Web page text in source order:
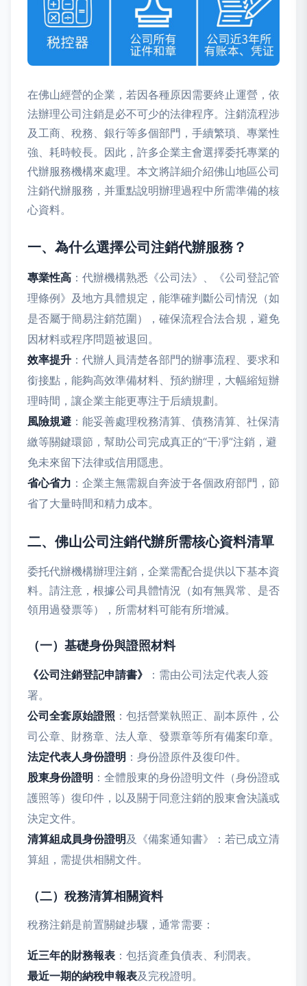
在佛山經營的企業，若因各種原因需要終止運營，依
法辦理公司注銷是必不可少的法律程序。注銷流程涉
及工商、稅務、銀行等多個部門，手續繁瑣、專業性
強、耗時較長。因此，許多企業主會選擇委托專業的
代辦服務機構來處理。本文將詳細介紹佛山地區公司
注銷代辦服務，并重點說明辦理過程中所需準備的核
心資料。
一、為什么選擇公司注銷代辦服務？
專業性高 ：代辦機構熟悉《公司法》、《公司登記管
理條例》及地方具體規定，能準確判斷公司情況（如
是否屬于簡易注銷范圍），確保流程合法合規，避免
因材料或程序問題被退回。
效率提升 ：代辦人員清楚各部門的辦事流程、要求和
銜接點，能夠高效準備材料、預約辦理，大幅縮短辦
理時間，讓企業主能更專注于后續規劃。
風險規避 ：能妥善處理稅務清算、債務清算、社保清
繳等關鍵環節，幫助公司完成真正的“干凈”注銷，避
免未來留下法律或信用隱患。
省心省力 ：企業主無需親自奔波于各個政府部門，節
省了大量時間和精力成本。
二、佛山公司注銷代辦所需核心資料清單
委托代辦機構辦理注銷，企業需配合提供以下基本資
料。請注意，根據公司具體情況（如有無異常、是否
領用過發票等），所需材料可能有所增減。
（一）基礎身份與證照材料
《公司注銷登記申請書》
：需由公司法定代表人簽
署。
公司全套原始證照 ：包括營業執照正、副本原件，公
司公章、財務章、法人章、發票章等所有備案印章。
法定代表人身份證明 ：身份證原件及復印件。
股東身份證明 ：全體股東的身份證明文件（身份證或
護照等）復印件，以及關于同意注銷的股東會決議或
決定文件。
清算組成員身份證明及《備案通知書》：若已成立清
算組，需提供相關文件。
（二）稅務清算相關資料
稅務注銷是前置關鍵步驟，通常需要：
近三年的財務報表 ：包括資產負債表、利潤表。
最近一期的納稅申報表及完稅證明。